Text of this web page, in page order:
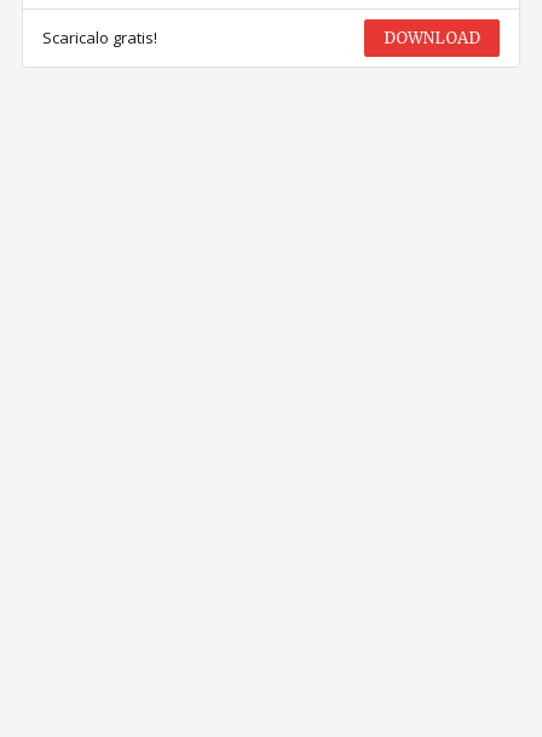
Scaricalo gratis! DOWNLOAD